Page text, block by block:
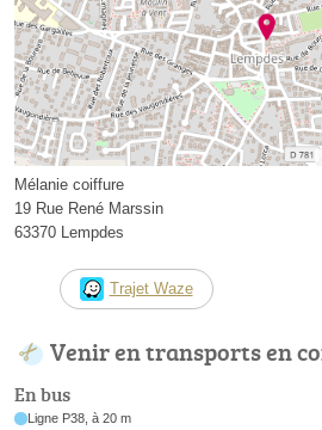
Mélanie coiffure
19 Rue René Marssin
63370 Lempdes
Trajet Waze
Venir en transports en
En bus
Ligne P38, à 20 m